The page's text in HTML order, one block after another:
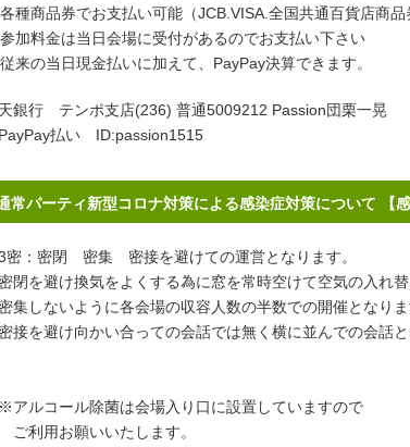
種商品券でお支払い可能（JCB.VISA.全国共通百貨店商品
加料金は当日会場に受付があるのでお支払い下さい
来の当日現金払いに加えて、PayPay決算できます。
銀行 テンポ支店(236) 普通5009212 Passion団栗一晃
払い ID:passion1515
常パーティ新型コロナ対策による感染症対策について 【感
：密閉 密集 密接を避けての運営となります。
を避け換気をよくする為に窓を常時空けて空気の入れ替
しないように各会場の収容人数の半数での開催となり
を避け向かい合っての会話では無く横に並んでの会話と
ルコール除菌は会場入り口に設置していますので
用お願いいたします。